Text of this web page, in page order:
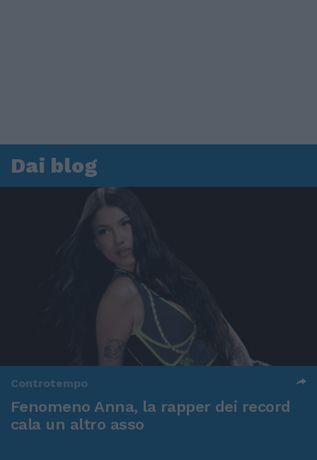
Dai blog
Controtempo
Fenomeno Anna, la rapper dei record
cala un altro asso